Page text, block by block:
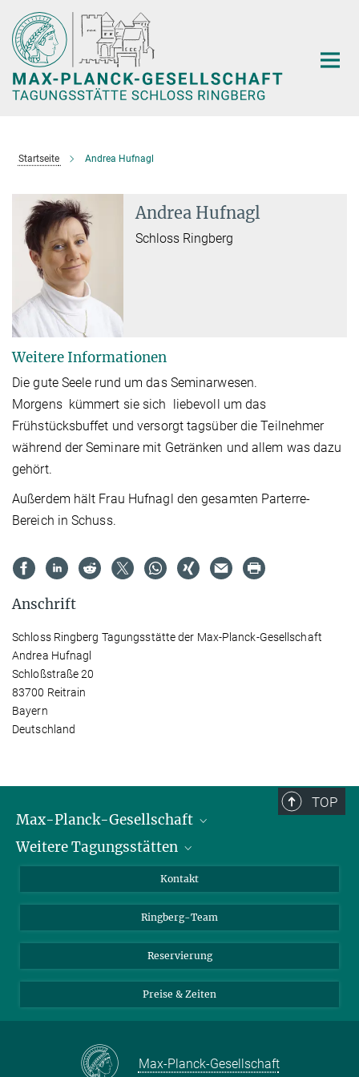
Hauptinhalt
Startseite Andrea Hufnagl
Andrea Hufnagl
Schloss Ringberg
Weitere Informationen
Die gute Seele rund um das Seminarwesen.
Morgens kümmert sie sich liebevoll um das
Frühstücksbuffet und versorgt tagsüber die Teilnehmer
während der Seminare mit Getränken und allem was dazu
gehört.
Außerdem hält Frau Hufnagl den gesamten Parterre-
Bereich in Schuss.
Anschrift
Schloss Ringberg Tagungsstätte der Max-Planck-Gesellschaft
Andrea Hufnagl
Schloßstraße 20
83700 Reitrain
Bayern
Deutschland
TOP
Max-Planck-Gesellschaft
Karriere bei der MPG
Weitere Tagungsstätten
Max-Planck-Haus Heidelberg
Kontakt
Ringberg-Team
Reservierung
Preise & Zeiten
Max-Planck-Gesellschaft